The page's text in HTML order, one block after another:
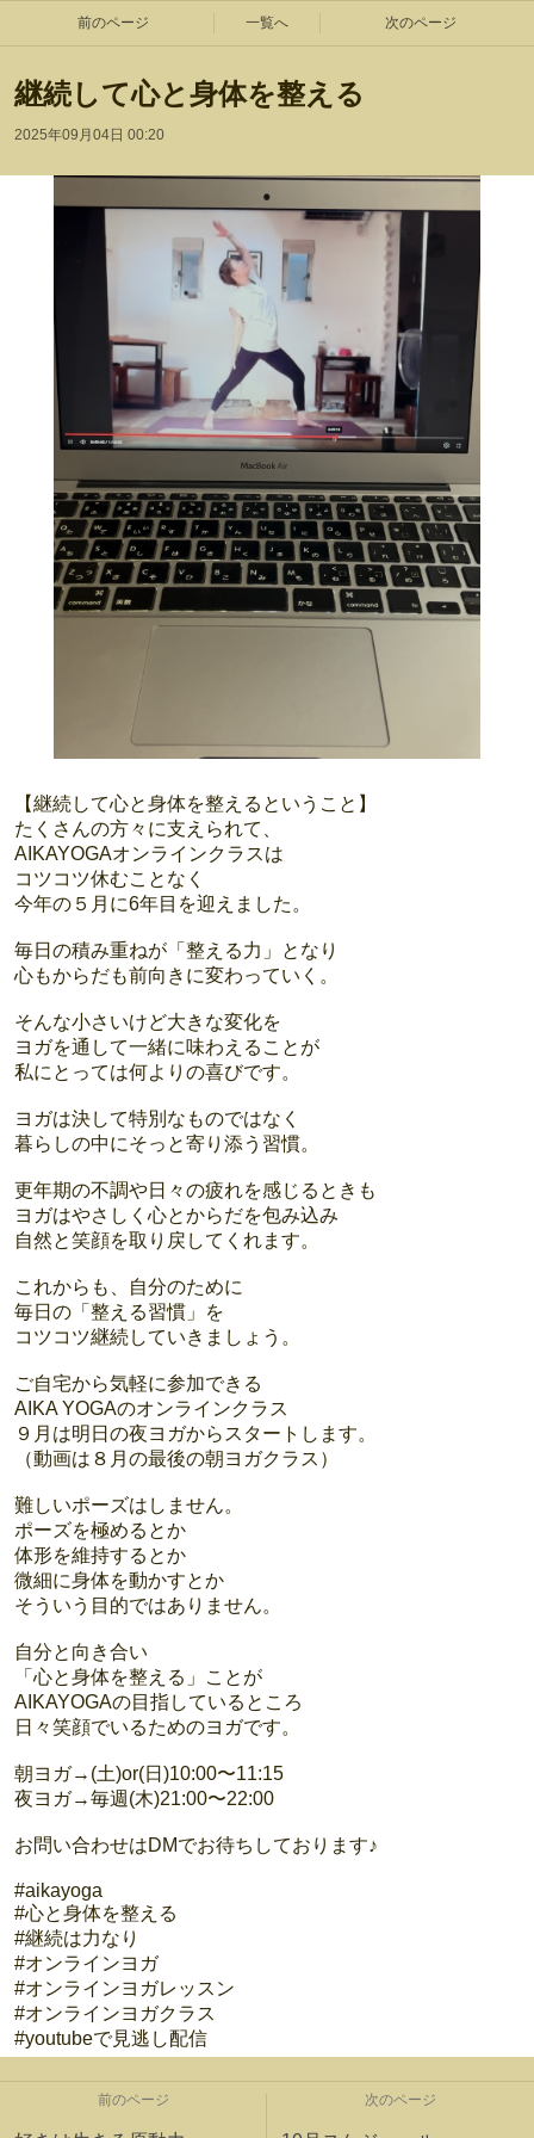
前のページ 一覧へ 次のページ
継続して心と身体を整える
2025年09月04日 00:20
【継続して心と身体を整えるということ】
たくさんの方々に支えられて、
AIKAYOGAオンラインクラスは
コツコツ休むことなく
今年の５月に6年目を迎えました。
毎日の積み重ねが「整える力」となり
心もからだも前向きに変わっていく。
そんな小さいけど大きな変化を
ヨガを通して一緒に味わえることが
私にとっては何よりの喜びです。
ヨガは決して特別なものではなく
暮らしの中にそっと寄り添う習慣。
更年期の不調や日々の疲れを感じるときも
ヨガはやさしく心とからだを包み込み
自然と笑顔を取り戻してくれます。
これからも、自分のために
毎日の「整える習慣」を
コツコツ継続していきましょう。
ご自宅から気軽に参加できる
AIKA YOGAのオンラインクラス
９月は明日の夜ヨガからスタートします。
（動画は８月の最後の朝ヨガクラス）
難しいポーズはしません。
ポーズを極めるとか
体形を維持するとか
微細に身体を動かすとか
そういう目的ではありません。
自分と向き合い
「心と身体を整える」ことが
AIKAYOGAの目指しているところ
日々笑顔でいるためのヨガです。
朝ヨガ→(土)or(日)10:00〜11:15
夜ヨガ→毎週(木)21:00〜22:00
お問い合わせはDMでお待ちしております♪
#aikayoga
#心と身体を整える
#継続は力なり
#オンラインヨガ
#オンラインヨガレッスン
#オンラインヨガクラス
#youtubeで見逃し配信
前のページ 次のページ